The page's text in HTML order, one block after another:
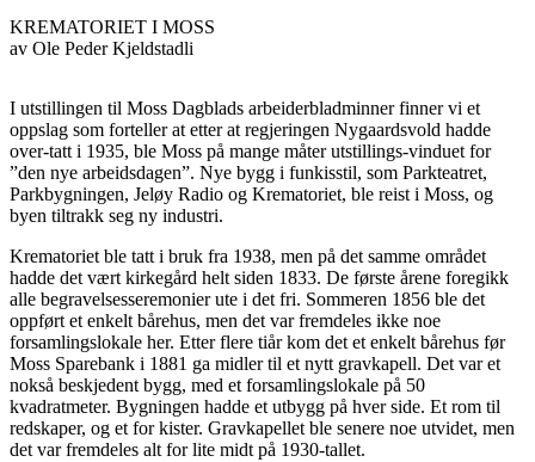
KREMATORIET I MOSS
av Ole Peder Kjeldstadli
I utstillingen til Moss Dagblads arbeiderbladminner finner vi et
oppslag som forteller at etter at regjeringen Nygaardsvold hadde
over-tatt i 1935, ble Moss på mange måter utstillings-vinduet for
”den nye arbeidsdagen”. Nye bygg i funkisstil, som Parkteatret,
Parkbygningen, Jeløy Radio og Krematoriet, ble reist i Moss, og
byen tiltrakk seg ny industri.
Krematoriet ble tatt i bruk fra 1938, men på det samme området
hadde det vært kirkegård helt siden 1833. De første årene foregikk
alle begravelsesseremonier ute i det fri. Sommeren 1856 ble det
oppført et enkelt bårehus, men det var fremdeles ikke noe
forsamlingslokale her. Etter flere tiår kom det et enkelt bårehus før
Moss Sparebank i 1881 ga midler til et nytt gravkapell. Det var et
nokså beskjedent bygg, med et forsamlingslokale på 50
kvadratmeter. Bygningen hadde et utbygg på hver side. Et rom til
redskaper, og et for kister. Gravkapellet ble senere noe utvidet, men
det var fremdeles alt for lite midt på 1930-tallet.